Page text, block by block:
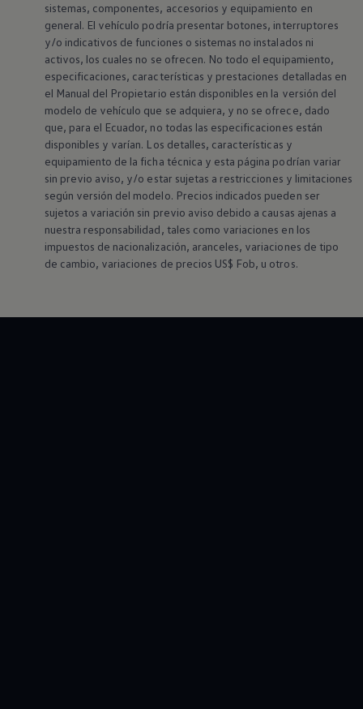
sistemas, componentes, accesorios y equipamiento en
general. El vehículo podría presentar botones, interruptores
y/o indicativos de funciones o sistemas no instalados ni
activos, los cuales no se ofrecen. No todo el equipamiento,
especificaciones, características y prestaciones detalladas en
el Manual del Propietario están disponibles en la versión del
modelo de vehículo que se adquiera, y no se ofrece, dado
que, para el Ecuador, no todas las especificaciones están
disponibles y varían. Los detalles, características y
equipamiento de la ficha técnica y esta página podrían variar
sin previo aviso, y/o estar sujetas a restricciones y limitaciones
según versión del modelo. Precios indicados pueden ser
sujetos a variación sin previo aviso debido a causas ajenas a
nuestra responsabilidad, tales como variaciones en los
impuestos de nacionalización, aranceles, variaciones de tipo
de cambio, variaciones de precios US$ Fob, u otros.